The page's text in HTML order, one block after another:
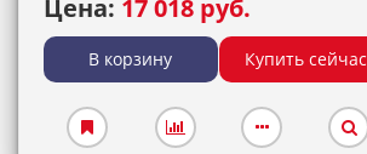
Цена: 17 018 руб.
В корзину Купить сейчас